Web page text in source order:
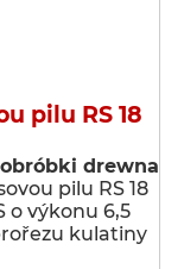
pilu RS 18
drewna
pilu RS 18
o výkonu 6,5
kulatiny